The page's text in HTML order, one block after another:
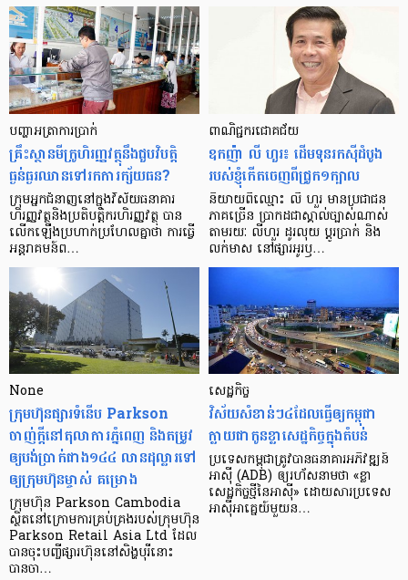
បញ្ហា​អត្រា​ការប្រាក់
គ្រឹះស្ថាន​មីក្រូ​ហិរញ្ញវត្ថុ​នឹង​ជួប​វិបត្តិ​
ធ្ងន់ធ្ងរ​ឈាន​ទៅ​រក​ការ​ក្ស័យធន?
ក្រុម​អ្នក​ជំនាញ​នៅ​ក្នុង​វិស័យ​ធនាគារ
ហិរញ្ញវត្ថុ​និង​ប្រតិបត្តិករ​ហិរញ្ញ​វត្ថុ បាន​​
លើក​ឡើង​ប្រហាក់​ប្រហែល​គ្នា​ថា ការ​ធ្វើ​
អន្តរាគមន៍​ព…
ពាណិជ្ជករជោគជ័យ
ឧកញ៉ា លី ហួរ៖ ដើមទុនរកស៊ីដំបូង
របស់ខ្ញុំកើតចេញពីជ្រូក១ក្បាល
និយាយ​ពី​ឈ្មោះ លី ហួរ មាន​ប្រជាជន​
ភាគ​ច្រើន ប្រាកដ​ជា​ស្គាល់​ច្បាស់​ណាស់
តាមរយៈ លីហួរ ដូរ​លុយ ប្តូរ​បា្រក់ និង​
លក់​មាស នៅ​ផ្សារ​អូរ​ឫ…
None
ក្រុមហ៊ុនផ្សារទំនើប Parkson
ចាញ់ក្ដីនៅតុលាការភ្នំពេញ និងតម្រូវ
ឲ្យបង់ប្រាក់ជាង១៤៤ លានដុល្លារទៅ
ឲ្យក្រុមហ៊ុនម្ចាស់ គម្រោង
ក្រុមហ៊ុន Parkson Cambodia
ស្ថិតនៅក្រោមការគ្រប់គ្រងរបស់ក្រុមហ៊ុន
Parkson Retail Asia Ltd ដែល
បានចុះបញ្ចីផ្សារហ៊ុននៅសិង្ហបុរីនោះ
បានចា…
សេដ្ឋកិច្ច​
វិស័យ​សំខាន់ៗ​៤​ដែល​ធ្វើ​ឲ្យ​កម្ពុជា​
ក្លាយ​ជា​កូន​ខ្លា​សេដ្ឋកិច្ច​ក្នុង​តំបន់
ប្រទេស​កម្ពុជា​ត្រូវ​បាន​ធនាគារ​អភិវឌ្ឍន៍​
អាស៊ី (ADB) ឲ្យ​រហ័ស​នាមថា «ខ្លា​
សេដ្ឋកិច្ច​ថ្មី​នៃ​អាស៊ី» ដោយសារ​ប្រទេស​
អាស៊ី​អាគ្នេយ៍​មួយ​ន…